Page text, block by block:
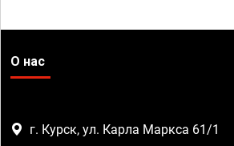
О нас
г. Курск, ул. Карла Маркса 61/1